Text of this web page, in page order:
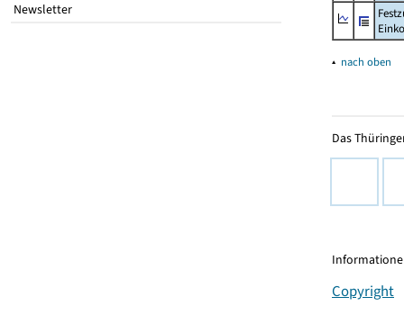
Newsletter
▴ nach oben
Das
Copyright